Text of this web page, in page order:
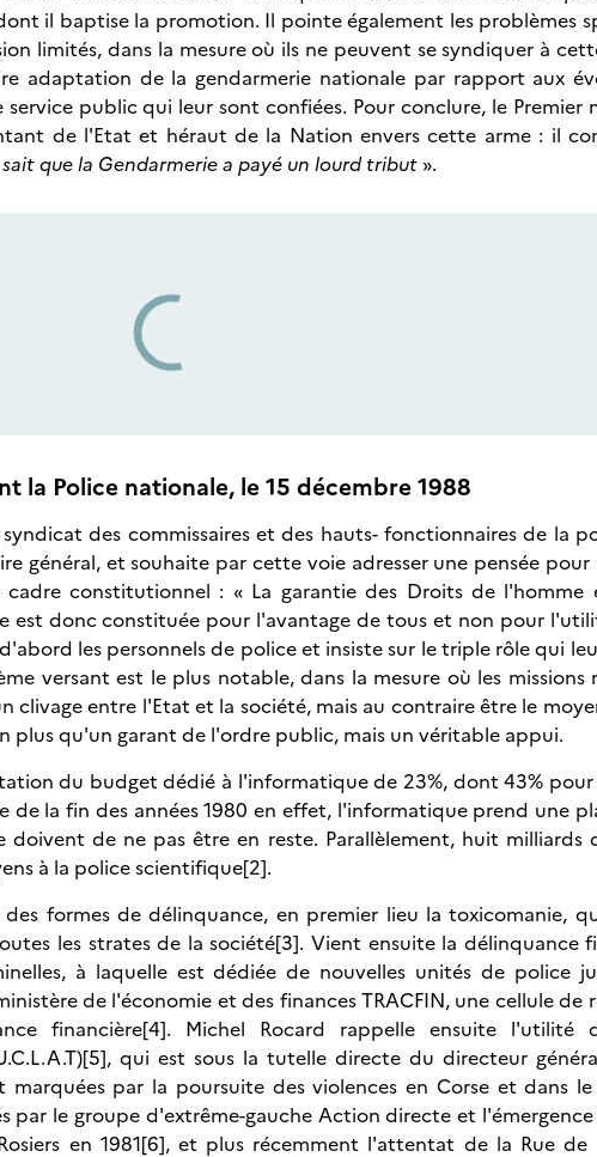
il baptise la promotion. Il pointe également les problèmes
limités, dans la mesure où ils ne peuvent se syndiquer à
adaptation de la gendarmerie nationale par rapport aux
public qui leur sont confiées. Pour conclure, le Premier
de l'Etat et héraut de la Nation envers cette arme : il
que la Gendarmerie a payé un lourd tribut ».
la Police nationale, le 15 décembre 1988
des commissaires et des hauts- fonctionnaires de la
général, et souhaite par cette voie adresser une pensée pour
constitutionnel : « La garantie des Droits de
est donc constituée pour l'avantage de tous et non pour
les personnels de police et insiste sur le triple rôle qui
versant est le plus notable, dans la mesure où les missions
entre l'Etat et la société, mais au contraire être le
qu'un garant de l'ordre public, mais un véritable appui.
du budget dédié à l'informatique de 23%, dont 43%
de la fin des années 1980 en effet, l'informatique prend une
doivent de ne pas être en reste. Parallèlement, huit milliards
à la police scientifique[2].
formes de délinquance, en premier lieu la toxicomanie,
les strates de la société[3]. Vient ensuite la délinquance
à laquelle est dédiée de nouvelles unités de police
de l'économie et des finances TRACFIN, une cellule de
financière[4]. Michel Rocard rappelle ensuite l'utilité
qui est sous la tutelle directe du directeur
marquées par la poursuite des violences en Corse et dans
par le groupe d'extrême-gauche Action directe et
en 1981[6], et plus récemment l'attentat de la Rue de